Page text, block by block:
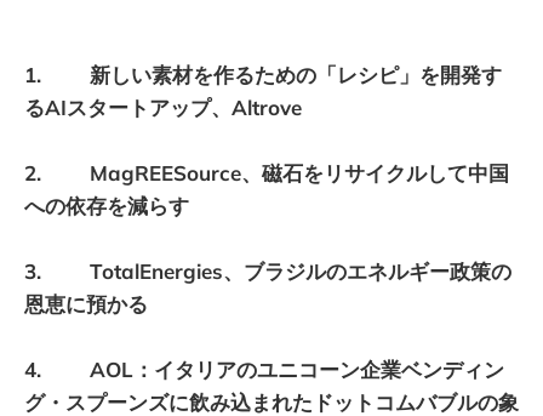
1. 新しい素材を作るための「レシピ」を開発す
るAIスタートアップ、Altrove
2. MagREESource、磁石をリサイクルして中国
への依存を減らす
3. TotalEnergies、ブラジルのエネルギー政策の
恩恵に預かる
4. AOL：イタリアのユニコーン企業ベンディン
グ・スプーンズに飲み込まれたドットコムバブルの象